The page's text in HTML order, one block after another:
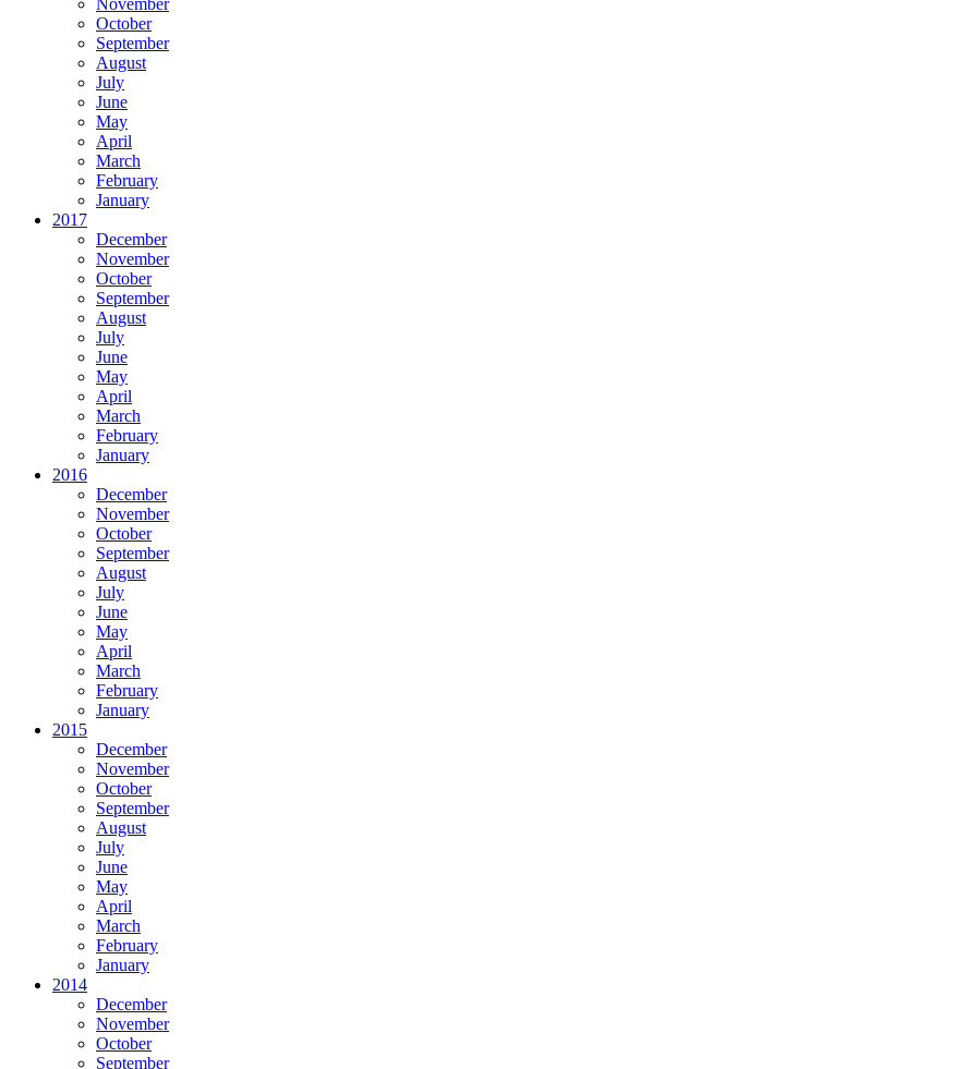
October
September
August
July
June
May
April
March
February
January
2017
December
November
October
September
August
July
June
May
April
March
February
January
2016
December
November
October
September
August
July
June
May
April
March
February
January
2015
December
November
October
September
August
July
June
May
April
March
February
January
2014
December
November
October
September